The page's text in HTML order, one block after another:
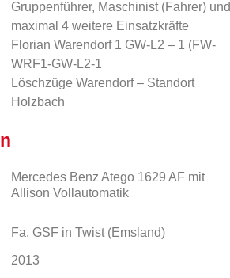
Gruppenführer, Maschinist (Fahrer) und
maximal 4 weitere Einsatzkräfte
Florian Warendorf 1 GW-L2 – 1 (FW-
WRF1-GW-L2-1
Löschzüge Warendorf – Standort
Holzbach
Mercedes Benz Atego 1629 AF mit
Allison Vollautomatik
Fa. GSF in Twist (Emsland)
2013